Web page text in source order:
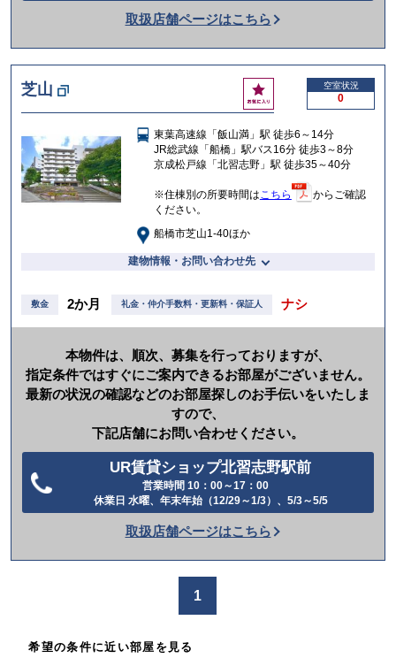
話
か
け
る
取扱店舗ページはこちら
芝山
お
気
入
り
空室状況
0
東葉高速線「飯山満」駅 徒歩6～14分
JR総武線「船橋」駅バス16分 徒歩3～8分
京成松戸線「北習志野」駅 徒歩35～40分
※住棟別の所要時間はこちら
からご確認
ください。
船橋市芝山1-40ほか
建物情報・お問い合わせ先
敷金 2か月 礼金・仲介手数料・更新料・保証人 ナシ
本物件は、順次、募集を行っておりますが、
指定条件ではすぐにご案内できるお部屋がございません。
最新の状況の確認などのお部屋探しのお手伝いをいたしま
すので、
下記店舗にお問い合わせください。
UR賃貸ショップ北習志野駅前
営業時間 10：00～17：00
休業日 水曜、年末年始（12/29～1/3）、5/3～5/5
話
か
取扱店舗ページはこちら
1
希望の条件に近い部屋を見る